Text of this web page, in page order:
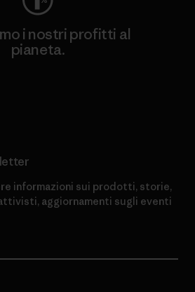
i nostri profitti al
pianeta.
informazioni sui prodotti, storie,
aggiornamenti sugli eventi